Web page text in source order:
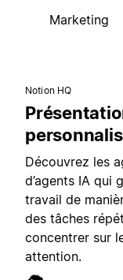
Marketing
Notion HQ
Découvrez les
d’agents IA qui
travail de
des tâches
concentrer sur
attention.